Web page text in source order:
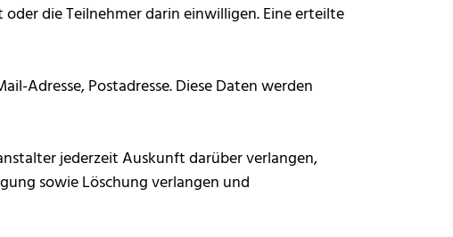
die Teilnehmer darin einwilligen. Eine erteilte
Adresse, Postadresse. Diese Daten werden
jederzeit Auskunft darüber verlangen,
sowie Löschung verlangen und